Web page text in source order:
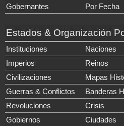
Gobernantes
Por Fecha
Estados & Organización
Instituciones
Naciones
Imperios
Reinos
Civilizaciones
Mapas
Guerras & Conflictos
Banderas
Revoluciones
Crisis
Gobiernos
Ciudades